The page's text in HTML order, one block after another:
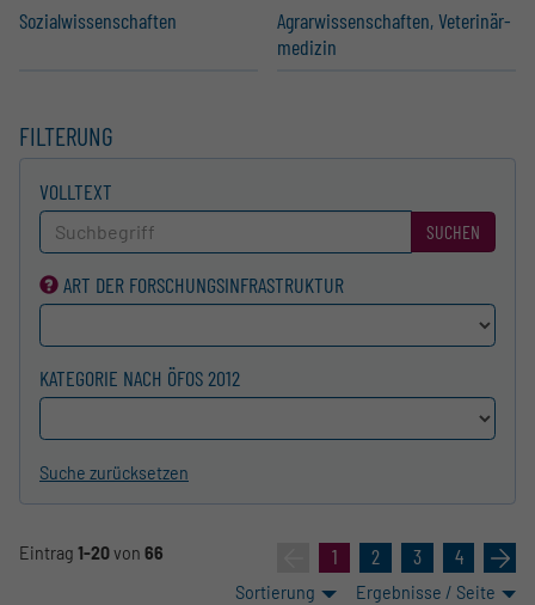
Sozial­wis­sen­schaften
Agrar­wis­sen­schaften, Veteri­när­
m­e­dizin
FILTERUNG
VOLLTEXT
SUCHEN
ART DER FORSCHUNGS­INFRASTRUKTUR
KATEGORIE NACH ÖFOS 2012
Suche zurücksetzen
Eintrag 1-20von 66 1 2 3 4 »
Sortierung Ergebnisse / Seite